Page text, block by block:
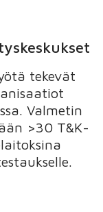
tekevät
Valmetin
>30 T&K-